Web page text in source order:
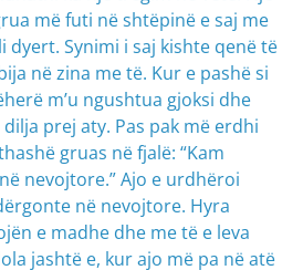
më futi në shtëpinë e saj me
dyert. Synimi i saj kishte qenë të
në zina me të. Kur e pashë si
m’u ngushtua gjoksi dhe
prej aty. Pas pak më erdhi
gruas në fjalë: “Kam
nevojtore.” Ajo e urdhëroi
në nevojtore. Hyra
e madhe dhe me të e leva
jashtë e, kur ajo më pa në atë